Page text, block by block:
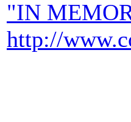
"IN
http://